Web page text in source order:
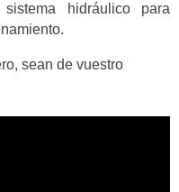
hidráulico para
sean de vuestro